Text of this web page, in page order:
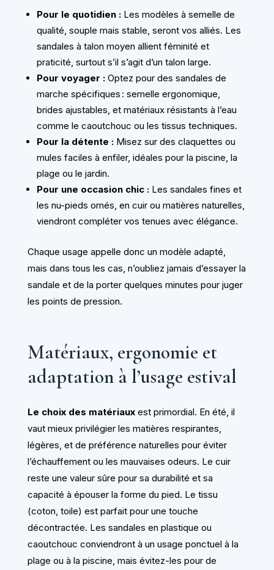
Pour le quotidien :Les modèles à semelle de
qualité, souple mais stable, seront vos alliés. Les
sandales à talon moyen allient féminité et
praticité, surtout s’il s’agit d’un talon large.
Pour voyager :Optez pour des sandales de
marche spécifiques : semelle ergonomique,
brides ajustables, et matériaux résistants à l’eau
comme le caoutchouc ou les tissus techniques.
Pour la détente :Misez sur des claquettes ou
mules faciles à enfiler, idéales pour la piscine, la
plage ou le jardin.
Pour une occasion chic :Les sandales fines et
les nu-pieds ornés, en cuir ou matières naturelles,
viendront compléter vos tenues avec élégance.
Chaque usage appelle donc un modèle adapté,
mais dans tous les cas, n’oubliez jamais d’essayer la
sandale et de la porter quelques minutes pour juger
les points de pression.
Matériaux, ergonomie et
adaptation à l’usage estival
Le choix des matériauxest primordial. En été, il
vaut mieux privilégier les matières respirantes,
légères, et de préférence naturelles pour éviter
l’échauffement ou les mauvaises odeurs. Le cuir
reste une valeur sûre pour sa durabilité et sa
capacité à épouser la forme du pied. Le tissu
(coton, toile) est parfait pour une touche
décontractée. Les sandales en plastique ou
caoutchouc conviendront à un usage ponctuel à la
plage ou à la piscine, mais évitez-les pour de